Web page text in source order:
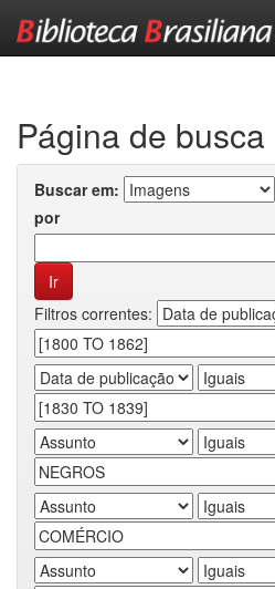
Página de busca
Buscar em:
por
Filtros correntes: